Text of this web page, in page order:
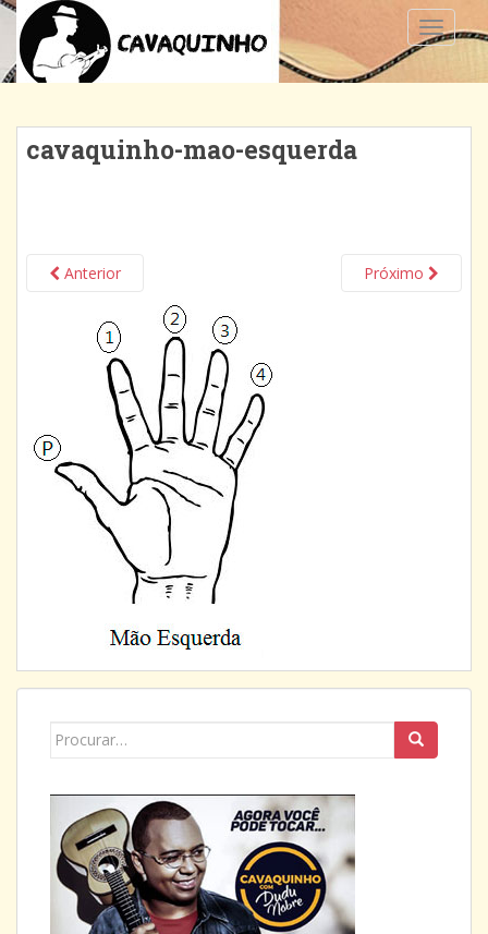
cavaquinho-mao-esquerda
Anterior Próximo
Search